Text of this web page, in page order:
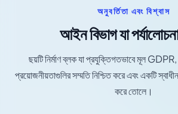
অনুবর্তিতা এবং বিশ্বাস
আইন বিভাগ যা
ছয়টি নির্মাণ ব্লক যা প্রযুক্তিগতভাবে মূল
প্রয়োজনীয়তাগুলির সম্মতি নিশ্চিত করে এবং একটি
করে তোলে।